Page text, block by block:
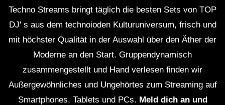
Könnte Crotekk in Zukunft wieder in der
Reithalle auftreten?
Angesichts seiner steigenden Popularität ist es
durchaus möglich, dass Crotekk erneut in der
Reithalle auftritt.
Techno Streams bringt täglich die besten Sets von TOP
DJ' s aus dem technoioden Kulturuniversum, frisch und
mit höchster Qualität in der Auswahl über den Äther der
Moderne an den Start. Gruppendynamisch
zusammengestellt und Hand verlesen finden wir
Außergewöhnliches und Ungehörtes zum Streaming auf
Smartphones, Tablets und PCs. Meld dich an und